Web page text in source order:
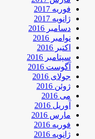
فوریه 2017
ژانویه 2017
دسامبر 2016
نوامبر 2016
اکتبر 2016
سپتامبر 2016
آگوست 2016
جولای 2016
ژوئن 2016
می 2016
آوریل 2016
مارس 2016
فوریه 2016
ژانویه 2016